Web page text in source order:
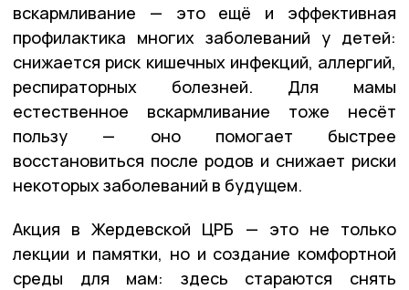
вскармливание — это ещё и эффективная
профилактика многих заболеваний у детей:
снижается риск кишечных инфекций, аллергий,
респираторных болезней. Для мамы
естественное вскармливание тоже несёт
пользу — оно помогает быстрее
восстановиться после родов и снижает риски
некоторых заболеваний в будущем.
Акция в Жердевской ЦРБ — это не только
лекции и памятки, но и создание комфортной
среды для мам: здесь стараются снять